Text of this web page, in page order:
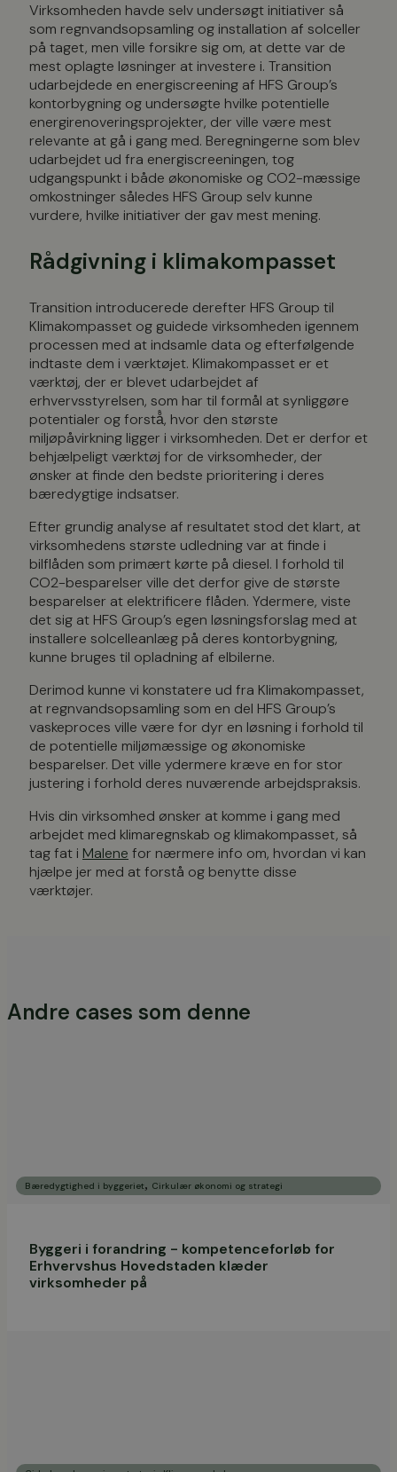
Virksomheden havde selv undersøgt initiativer så
som regnvandsopsamling og installation af solceller
på taget, men ville forsikre sig om, at dette var de
mest oplagte løsninger at investere i. Transition
udarbejdede en energiscreening af HFS Group’s
kontorbygning og undersøgte hvilke potentielle
energirenoveringsprojekter, der ville være mest
relevante at gå i gang med. Beregningerne som blev
udarbejdet ud fra energiscreeningen, tog
udgangspunkt i både økonomiske og CO2-mæssige
omkostninger således HFS Group selv kunne
vurdere, hvilke initiativer der gav mest mening.
Rådgivning i klimakompasset
Transition introducerede derefter HFS Group til
Klimakompasset og guidede virksomheden igennem
processen med at indsamle data og efterfølgende
indtaste dem i værktøjet. Klimakompasset er et
værktøj, der er blevet udarbejdet af
erhvervsstyrelsen, som har til formål at synliggøre
potentialer og forstå̊, hvor den største
miljøpåvirkning ligger i virksomheden. Det er derfor et
behjælpeligt værktøj for de virksomheder, der
ønsker at finde den bedste prioritering i deres
bæredygtige indsatser.
Efter grundig analyse af resultatet stod det klart, at
virksomhedens største udledning var at finde i
bilflåden som primært kørte på diesel. I forhold til
CO2-besparelser ville det derfor give de største
besparelser at elektrificere flåden. Ydermere, viste
det sig at HFS Group’s egen løsningsforslag med at
installere solcelleanlæg på deres kontorbygning,
kunne bruges til opladning af elbilerne.
Derimod kunne vi konstatere ud fra Klimakompasset,
at regnvandsopsamling som en del HFS Group’s
vaskeproces ville være for dyr en løsning i forhold til
de potentielle miljømæssige og økonomiske
besparelser. Det ville ydermere kræve en for stor
justering i forhold deres nuværende arbejdspraksis.
Hvis din virksomhed ønsker at komme i gang med
arbejdet med klimaregnskab og klimakompasset, så
tag fat i Malene for nærmere info om, hvordan vi kan
hjælpe jer med at forstå og benytte disse
værktøjer.
Andre cases som denne
Bæredygtighed i byggeriet, Cirkulær økonomi og strategi
Byggeri i forandring - kompetenceforløb for
Erhvervshus Hovedstaden klæder
virksomheder på